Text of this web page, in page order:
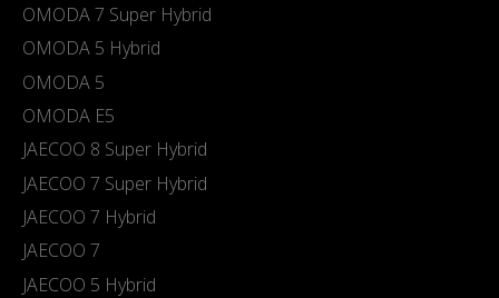
OMODA 7 Super Hybrid
OMODA 5 Hybrid
OMODA 5
OMODA E5
JAECOO 8 Super Hybrid
JAECOO 7 Super Hybrid
JAECOO 7 Hybrid
JAECOO 7
JAECOO 5 Hybrid